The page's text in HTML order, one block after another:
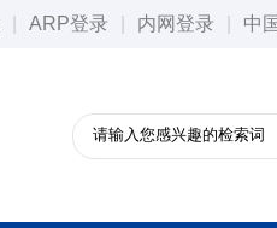
ARP登录 内网登录 中